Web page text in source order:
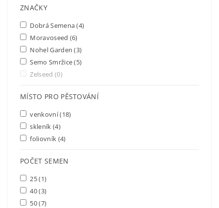
ZNAČKY
Dobrá Semena(4)
Moravoseed (6)
Nohel Garden(3)
Semo Smržice(5)
Zelseed (0)
MÍSTO PRO PĚSTOVÁNÍ
venkovní(18)
skleník (4)
foliovník (4)
POČET SEMEN
25(1)
40(3)
50(7)